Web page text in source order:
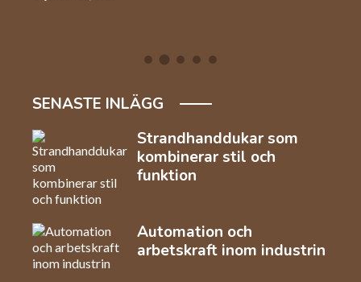
SENASTE INLÄGG
Strandhanddukar som
kombinerar stil och
funktion
Automation och
arbetskraft inom industrin